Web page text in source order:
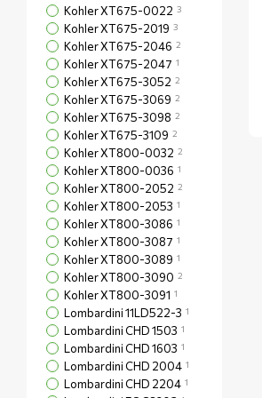
Kohler XT675-0022 3
Kohler XT675-2019 3
Kohler XT675-2046 2
Kohler XT675-2047 1
Kohler XT675-3052 2
Kohler XT675-3069 2
Kohler XT675-3098 2
Kohler XT675-3109 2
Kohler XT800-0032 2
Kohler XT800-0036 1
Kohler XT800-2052 2
Kohler XT800-2053 1
Kohler XT800-3086 1
Kohler XT800-3087 1
Kohler XT800-3089 1
Kohler XT800-3090 2
Kohler XT800-3091 1
Lombardini 11LD522-3 1
Lombardini CHD 1503 1
Lombardini CHD 1603 1
Lombardini CHD 2004 1
Lombardini CHD 2204 1